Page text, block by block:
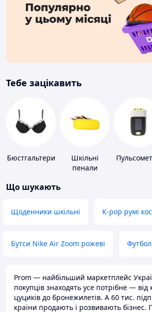
Тебе зацікавить
Бюстгальтери
Шкільні
пенали
Що шукають
Щоденники шкільні K-pop румі
Бутси Nike Air Zoom рожеві
Prom — найбільший маркетплейс
покупців знаходять усе потрібне — від
цуциків до бронежилетів. А 60 тис.
країни продають і розвивають бізнес.